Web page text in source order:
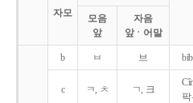
자모
모음
앞
자음
앞ㆍ어말
b ㅂ 브
c ㅋ, ㅊ ㄱ, 크
팍